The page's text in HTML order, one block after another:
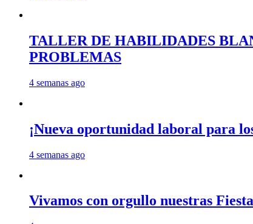
TALLER DE HABILIDADES
PROBLEMAS
4 semanas ago
¡Nueva oportunidad laboral para
4 semanas ago
Vivamos con orgullo nuestras